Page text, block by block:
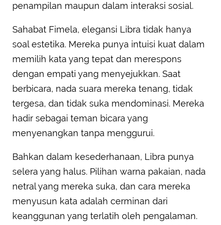
penampilan maupun dalam interaksi sosial.
Sahabat Fimela, elegansi Libra tidak hanya
soal estetika. Mereka punya intuisi kuat dalam
memilih kata yang tepat dan merespons
dengan empati yang menyejukkan. Saat
berbicara, nada suara mereka tenang, tidak
tergesa, dan tidak suka mendominasi. Mereka
hadir sebagai teman bicara yang
menyenangkan tanpa menggurui.
Bahkan dalam kesederhanaan, Libra punya
selera yang halus. Pilihan warna pakaian, nada
netral yang mereka suka, dan cara mereka
menyusun kata adalah cerminan dari
keanggunan yang terlatih oleh pengalaman.